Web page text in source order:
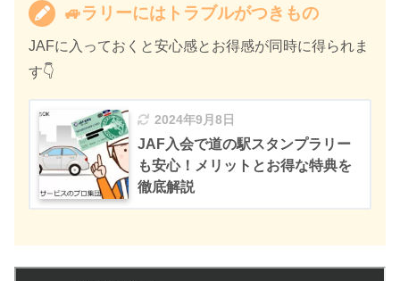
🚙ラリーにはトラブルがつきもの
JAFに入っておくと安心感とお得感が同時に得られま
す👇
2024年9月8日
JAF入会で道の駅スタンプラリー
も安心！メリットとお得な特典を
徹底解説